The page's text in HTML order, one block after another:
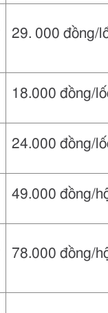
29. 000 đồng/
18.000 đồng/
24.000 đồng/
49.000 đồng/
78.000 đồng/